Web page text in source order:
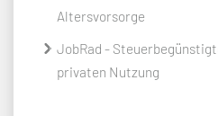
Altersvorsorge
JobRad -
privaten Nutzung